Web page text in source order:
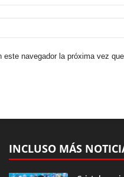
navegador la próxima vez
INCLUSO MÁS